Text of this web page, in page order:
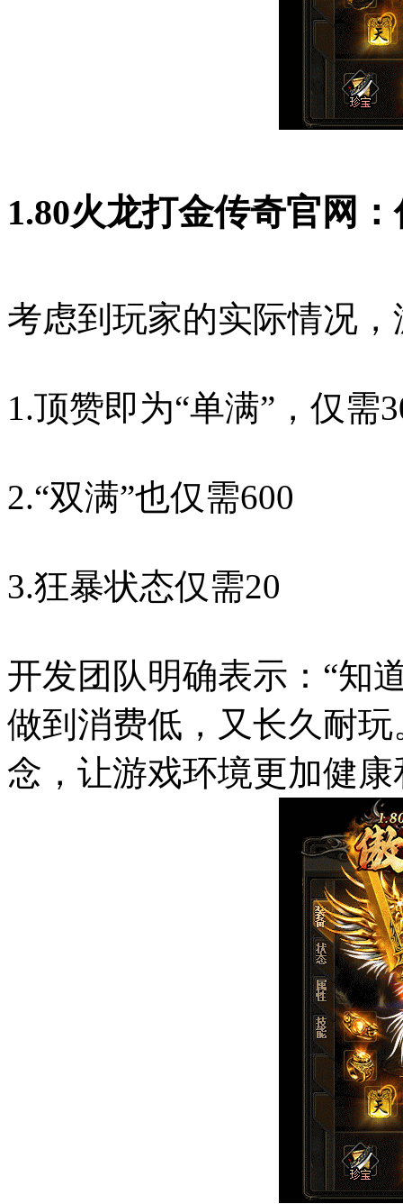
1.80火龙打金传奇官网
考虑到玩家的实际情况
1.顶赞即为“单满”，仅需
2.“双满”也仅需600
3.狂暴状态仅需20
开发团队明确表示：“知
做到消费低，又长久耐
念，让游戏环境更加健康